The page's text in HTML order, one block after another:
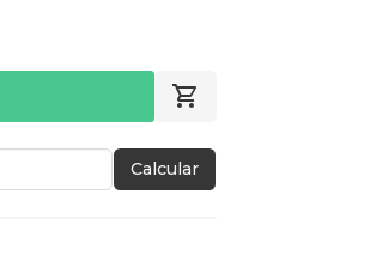
Calcular